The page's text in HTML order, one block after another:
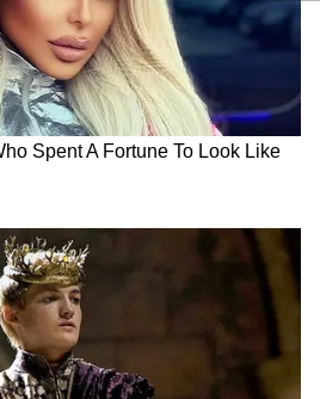
শপথের পরেই
| Suvendu Adhikari